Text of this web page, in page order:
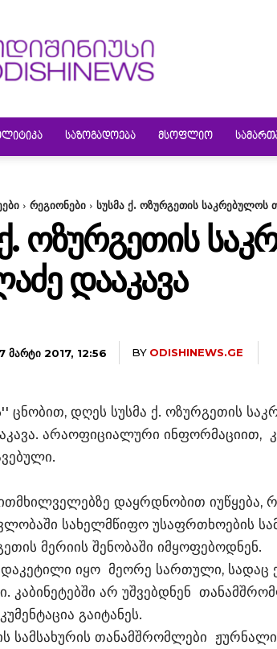
ᲡᲐᲖᲝᲒᲐᲓᲝᲔᲑᲐ ᲛᲡᲝᲤᲚᲘᲝ
რეგიონები სუსმა ქ. ოზურგეთის საკრებულოს
Ქ. ᲝᲖᲣᲠᲒᲔᲗᲘᲡ
ᲓᲐᲐᲙᲐᲕᲐ
7 ᲛᲐᲠᲢᲘ 2017, 12:56 BY ODISHINEWS.GE
ცნობით, დღეს სუსმა ქ. ოზურგეთის
არაოფიციალური ინფორმაციით,
დაყრდნობით იუწყება,
სახელმწიფო უსაფრთხოების
მერიის შენობაში იმყოფებოდნენ.
იყო მეორე სართული, სადაც
კაბინეტებში არ უშვებდნენ
გაიტანეს.
სამსახურის თანამშრომლები